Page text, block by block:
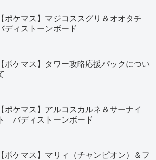
【ポケマス】マジコススグリ＆オオタチ
ディストーンボード
【ポケマス】タワー攻略応援パックについ
【ポケマス】アルコスカルネ＆サーナイ
ト バディストーンボード
【ポケマス】マリィ（チャンピオン）＆フ